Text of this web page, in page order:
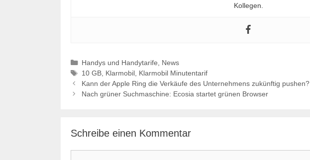
Kollegen.
Kategorien
Handys und Handytarife
News
Schlagwörter
10 GB, Klarmobil, Klarmobil Minutentarif
Kann der Apple Ring die Verkäufe des Unternehmens zukünftig pushen?
Nach grüner Suchmaschine: Ecosia startet grünen Browser
Schreibe einen Kommentar